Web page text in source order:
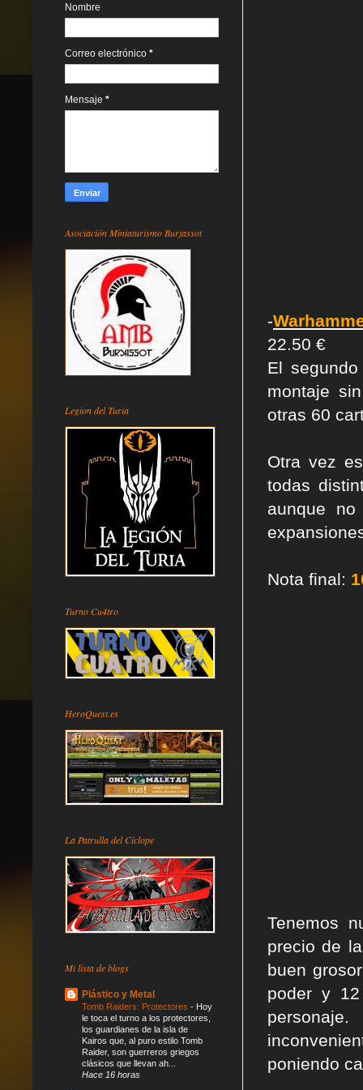
-
22.50 €
El
montaje
otras 60
Otra vez
todas
aunque
Nota final:
Tenemos
precio de
buen
poder y
poniendo
Nombre
Correo electrónico *
Mensaje *
Asociación Miniaturismo Burjassot
Legion del Turia
Turno Cu4tro
HeroQuest.es
La Patrulla del Cíclope
Mi lista de blogs
Plástico y Metal
Tomb Raiders: Protectores - Hoy
le toca el turno a los protectores,
los guardianes de la isla de
Kairos que, al puro estilo Tomb
Raider, son guerreros griegos
clásicos que llevan ah...
Hace 16 horas